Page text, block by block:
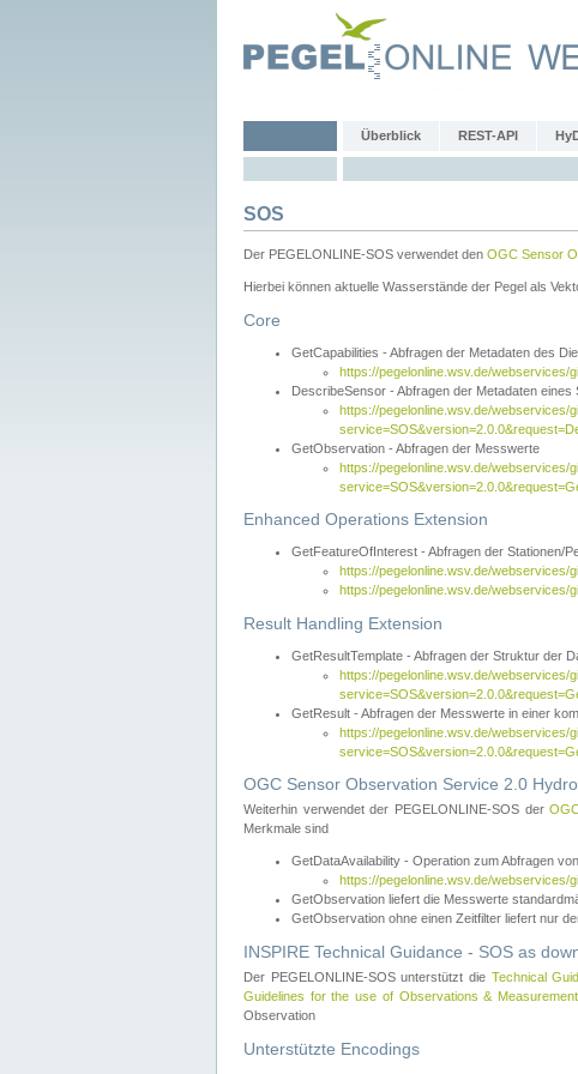
Überblick REST-API
SOS
Der PEGELONLINE-SOS verwendet den OGC Sensor
Hierbei können aktuelle Wasserstände der Pegel als
Core
GetCapabilities - Abfragen der Metadaten des
https://pegelonline.wsv.de/webservices/
DescribeSensor - Abfragen der Metadaten
https://pegelonline.wsv.de/webservices/
GetObservation - Abfragen der Messwerte
https://pegelonline.wsv.de/webservices/
Enhanced Operations Extension
GetFeatureOfInterest - Abfragen der Stationen/
https://pegelonline.wsv.de/
https://pegelonline.wsv.de/
Result Handling Extension
GetResultTemplate - Abfragen der Struktur der
https://pegelonline.wsv.de/webservices/
GetResult - Abfragen der Messwerte in einer
https://pegelonline.wsv.de/webservices/
OGC Sensor Observation Service 2.0
Weiterhin verwendet der PEGELONLINE-SOS der
Merkmale sind
GetDataAvailability - Operation zum Abfragen
https://pegelonline.wsv.de/
GetObservation liefert die Messwerte
GetObservation ohne einen Zeitfilter liefert nur
INSPIRE Technical Guidance - SOS as
Der PEGELONLINE-SOS unterstützt die Technical
Guidelines for the use of Observations &
Observation
Unterstützte Encodings